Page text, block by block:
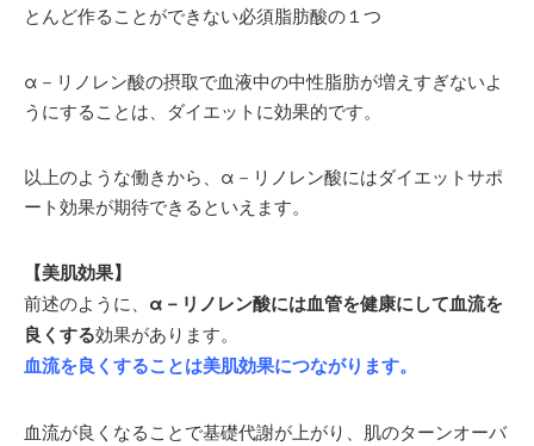
とんど作ることができない必須脂肪酸の１つ
α－リノレン酸の摂取で血液中の中性脂肪が増えすぎないよ
うにすることは、ダイエットに効果的です。
以上のような働きから、α－リノレン酸にはダイエットサポ
ート効果が期待できるといえます。
【美肌効果】
前述のように、 α－リノレン酸には血管を健康にして血流を
良くする効果があります。
血流を良くすることは美肌効果につながります。
血流が良くなることで基礎代謝が上がり、肌のターンオーバ